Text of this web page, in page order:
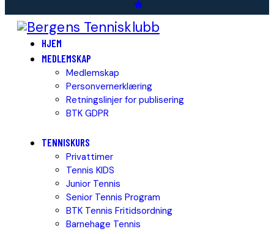
HJEM
MEDLEMSKAP
Medlemskap
Personvernerklæring
Retningslinjer for publisering
BTK GDPR
TENNISKURS
Privattimer
Tennis KIDS
Junior Tennis
Senior Tennis Program
BTK Tennis Fritidsordning
Barnehage Tennis